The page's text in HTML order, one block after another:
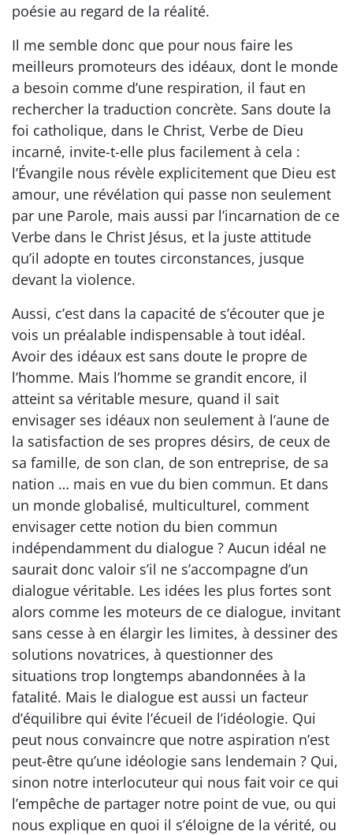
poésie au regard de la réalité.
Il me semble donc que pour nous faire les
meilleurs promoteurs des idéaux, dont le monde
a besoin comme d’une respiration, il faut en
rechercher la traduction concrète. Sans doute la
foi catholique, dans le Christ, Verbe de Dieu
incarné, invite-t-elle plus facilement à cela :
l’Évangile nous révèle explicitement que Dieu est
amour, une révélation qui passe non seulement
par une Parole, mais aussi par l’incarnation de ce
Verbe dans le Christ Jésus, et la juste attitude
qu’il adopte en toutes circonstances, jusque
devant la violence.
Aussi, c’est dans la capacité de s’écouter que je
vois un préalable indispensable à tout idéal.
Avoir des idéaux est sans doute le propre de
l’homme. Mais l’homme se grandit encore, il
atteint sa véritable mesure, quand il sait
envisager ses idéaux non seulement à l’aune de
la satisfaction de ses propres désirs, de ceux de
sa famille, de son clan, de son entreprise, de sa
nation … mais en vue du bien commun. Et dans
un monde globalisé, multiculturel, comment
envisager cette notion du bien commun
indépendamment du dialogue ? Aucun idéal ne
saurait donc valoir s’il ne s’accompagne d’un
dialogue véritable. Les idées les plus fortes sont
alors comme les moteurs de ce dialogue, invitant
sans cesse à en élargir les limites, à dessiner des
solutions novatrices, à questionner des
situations trop longtemps abandonnées à la
fatalité. Mais le dialogue est aussi un facteur
d’équilibre qui évite l’écueil de l’idéologie. Qui
peut nous convaincre que notre aspiration n’est
peut-être qu’une idéologie sans lendemain ? Qui,
sinon notre interlocuteur qui nous fait voir ce qui
l’empêche de partager notre point de vue, ou qui
nous explique en quoi il s’éloigne de la vérité, ou